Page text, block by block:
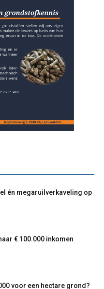
én megaruilverkaveling op
€ 100.000 inkomen
voor een hectare grond?